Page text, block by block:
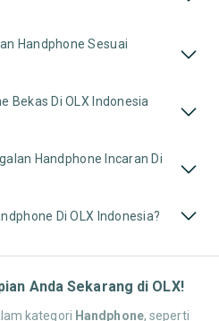
Handphone Sesuai
Bekas Di OLX Indonesia
Handphone Incaran Di
Di OLX Indonesia?
Anda Sekarang di OLX!
kategori Handphone, seperti